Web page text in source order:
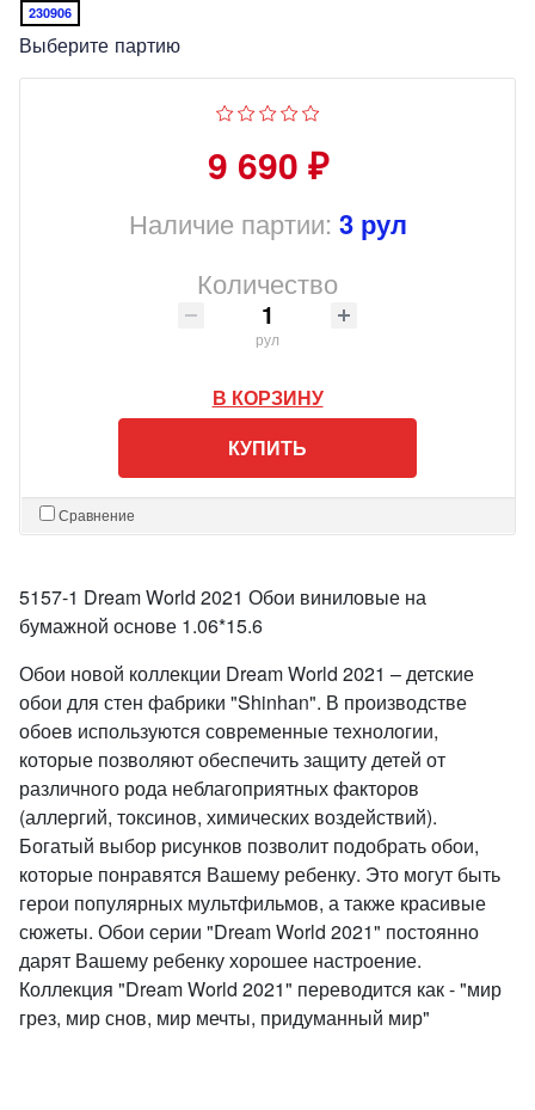
230906
Выберите партию
9 690 ₽
Наличие партии: 3 рул
Количество
рул
В КОРЗИНУ
КУПИТЬ
Сравнение
5157-1 Dream World 2021 Обои виниловые на
бумажной основе 1.06*15.6
Обои новой коллекции Dream World 2021 – детские
обои для стен фабрики "Shinhan". В производстве
обоев используются современные технологии,
которые позволяют обеспечить защиту детей от
различного рода неблагоприятных факторов
(аллергий, токсинов, химических воздействий).
Богатый выбор рисунков позволит подобрать обои,
которые понравятся Вашему ребенку. Это могут быть
герои популярных мультфильмов, а также красивые
сюжеты. Обои серии "Dream World 2021" постоянно
дарят Вашему ребенку хорошее настроение.
Коллекция "Dream World 2021" переводится как - "мир
грез, мир снов, мир мечты, придуманный мир"